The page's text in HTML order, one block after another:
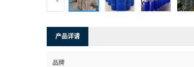
产品详请
品牌